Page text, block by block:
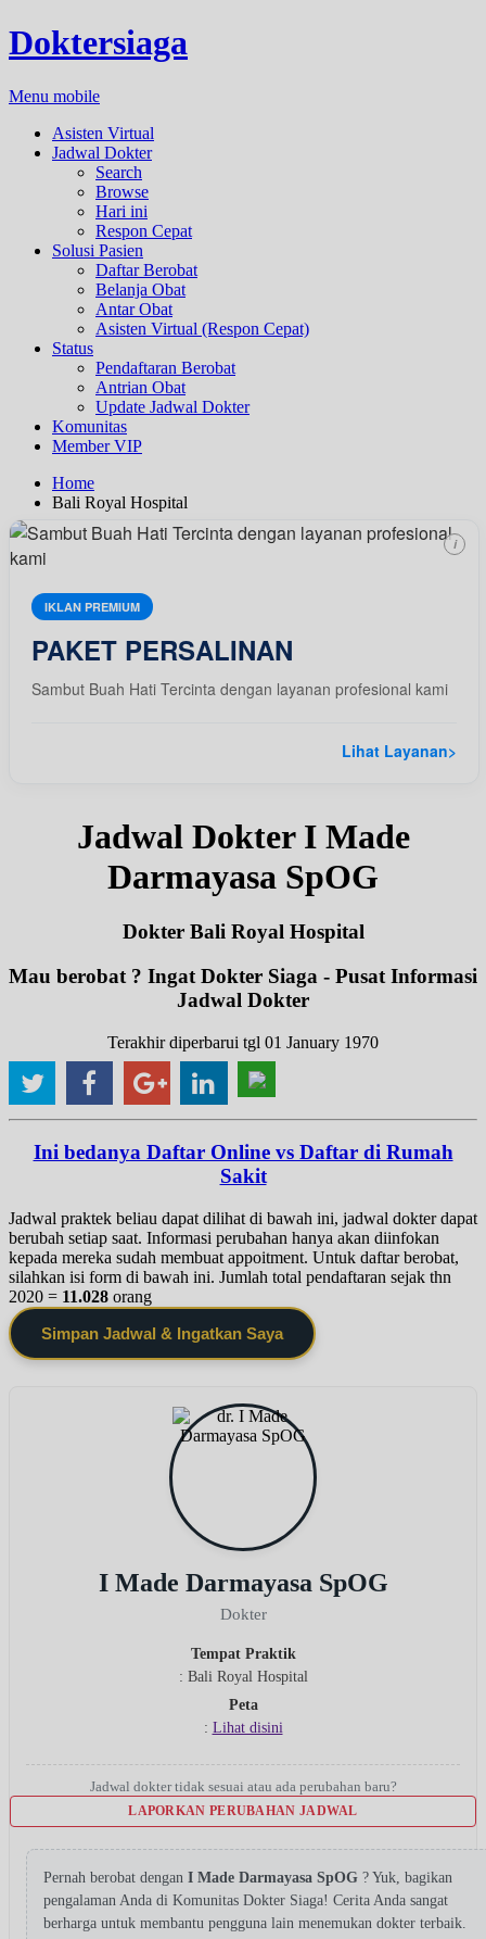
Doktersiaga
Menu mobile
Asisten Virtual
Jadwal Dokter
Search
Browse
Hari ini
Respon Cepat
Solusi Pasien
Daftar Berobat
Belanja Obat
Antar Obat
Asisten Virtual (Respon Cepat)
Status
Pendaftaran Berobat
Antrian Obat
Update Jadwal Dokter
Komunitas
Member VIP
Home
Bali Royal Hospital
IKLAN PREMIUM
PAKET PERSALINAN
Sambut Buah Hati Tercinta dengan layanan profesional kami
Lihat Layanan>
i
Jadwal Dokter I Made
Darmayasa SpOG
Dokter Bali Royal Hospital
Mau berobat ? Ingat Dokter Siaga - Pusat Informasi
Jadwal Dokter
Terakhir diperbarui tgl 01 January 1970
Ini bedanya Daftar Online vs Daftar di Rumah
Sakit
Jadwal praktek beliau dapat dilihat di bawah ini, jadwal dokter dapat
berubah setiap saat. Informasi perubahan hanya akan diinfokan
kepada mereka sudah membuat appoitment. Untuk daftar berobat,
silahkan isi form di bawah ini. Jumlah total pendaftaran sejak thn
2020 = 11.028 orang
Simpan Jadwal & Ingatkan Saya
I Made Darmayasa SpOG
Dokter
Tempat Praktik
: Bali Royal Hospital
Peta
: Lihat disini
Jadwal dokter tidak sesuai atau ada perubahan baru?
LAPORKAN PERUBAHAN JADWAL
Pernah berobat dengan I Made Darmayasa SpOG ? Yuk, bagikan
pengalaman Anda di Komunitas Dokter Siaga! Cerita Anda sangat
berharga untuk membantu pengguna lain menemukan dokter terbaik.